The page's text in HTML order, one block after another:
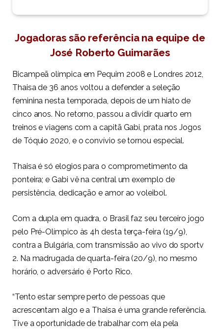
Jogadoras são referência na equipe de
José Roberto Guimarães
Bicampeã olímpica em Pequim 2008 e Londres 2012,
Thaisa de 36 anos voltou a defender a seleção
feminina nesta temporada, depois de um hiato de
cinco anos. No retorno, passou a dividir quarto em
treinos e viagens com a capitã Gabi, prata nos Jogos
de Tóquio 2020, e o convívio se tornou especial.
Thaisa é só elogios para o comprometimento da
ponteira; e Gabi vê na central um exemplo de
persistência, dedicação e amor ao voleibol.
Com a dupla em quadra, o Brasil faz seu terceiro jogo
pelo Pré-Olímpico às 4h desta terça-feira (19/9),
contra a Bulgária, com transmissão ao vivo do sportv
2. Na madrugada de quarta-feira (20/9), no mesmo
horário, o adversário é Porto Rico.
“Tento estar sempre perto de pessoas que
acrescentam algo e a Thaisa é uma grande referência.
Tive a oportunidade de trabalhar com ela pela